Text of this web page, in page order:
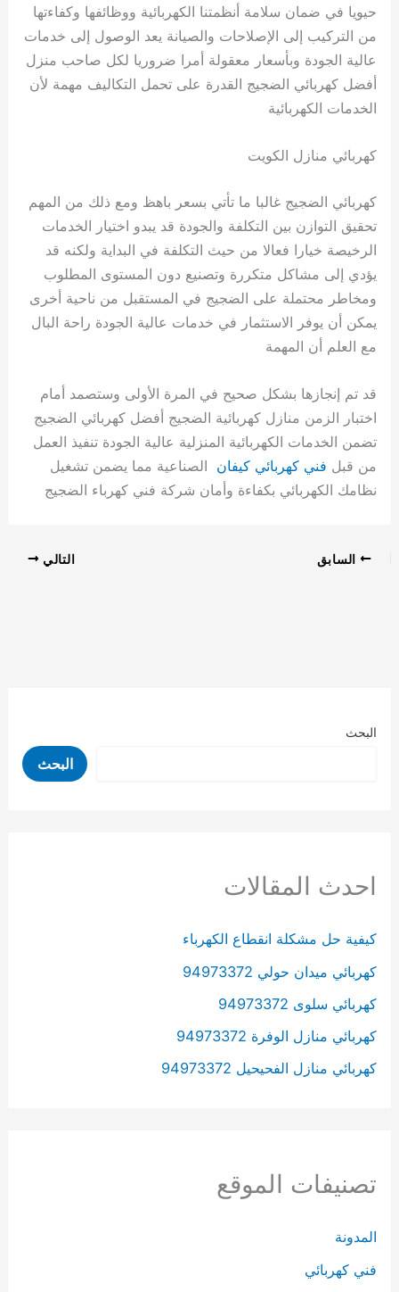
حيويا في ضمان سلامة أنظمتنا الكهربائية ووظائفها وكفاءتها
من التركيب إلى الإصلاحات والصيانة يعد الوصول إلى خدمات
عالية الجودة وبأسعار معقولة أمرا ضروريا لكل صاحب منزل
أفضل كهربائي الضجيج القدرة على تحمل التكاليف مهمة لأن
الخدمات الكهربائية
كهربائي منازل الكويت
كهربائي الضجيج غالبا ما تأتي بسعر باهظ ومع ذلك من المهم
تحقيق التوازن بين التكلفة والجودة قد يبدو اختيار الخدمات
الرخيصة خيارا فعالا من حيث التكلفة في البداية ولكنه قد
يؤدي إلى مشاكل متكررة وتصنيع دون المستوى المطلوب
ومخاطر محتملة على الضجيج في المستقبل من ناحية أخرى
يمكن أن يوفر الاستثمار في خدمات عالية الجودة راحة البال
مع العلم أن المهمة
قد تم إنجازها بشكل صحيح في المرة الأولى وستصمد أمام
اختبار الزمن منازل كهربائية الضجيج أفضل كهربائي الضجيج
تضمن الخدمات الكهربائية المنزلية عالية الجودة تنفيذ العمل
من قبل فني كهربائي كيفان الصناعية مما يضمن تشغيل
نظامك الكهربائي بكفاءة وأمان شركة فني كهرباء الضجيج
السابق التالي
البحث
البحث
احدث المقالات
كيفية حل مشكلة انقطاع الكهرباء
كهربائي ميدان حولي 94973372
كهربائي سلوى 94973372
كهربائي منازل الوفرة 94973372
كهربائي منازل الفحيحيل 94973372
تصنيفات الموقع
المدونة
فني كهربائي